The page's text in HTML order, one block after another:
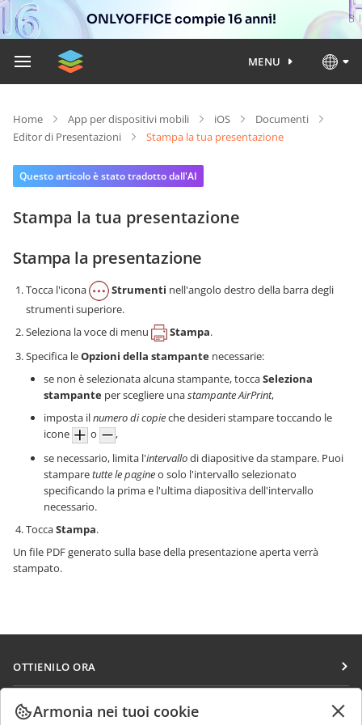
ONLYOFFICE compie 16 anni!
MENU
Home App per dispositivi mobili iOS
Documenti
Editor di Presentazioni
Stampa la tua presentazione
Questo articolo è stato tradotto dall'AI
Stampa la tua presentazione
Stampa la presentazione
Tocca l'icona Strumenti nell'angolo destro della barra degli
strumenti superiore.
Seleziona la voce di menu
Stampa.
Specifica leOpzioni della stampante necessarie:
se non è selezionata alcuna stampante, toccaSeleziona
stampante per scegliere unastampante AirPrint,
imposta ilnumero di copieche desideri stampare toccando le
icone
o
,
se necessario, limita l'intervallodi diapositive da stampare. Puoi
stamparetutte le pagineo solo l'intervallo selezionato
specificando la prima e l'ultima diapositiva dell'intervallo
necessario.
ToccaStampa.
Un file PDF generato sulla base della presentazione aperta verrà
stampato.
OTTIENILO ORA
Docs
DocSpace
COLLABORA
Armonia nei tuoi cookie